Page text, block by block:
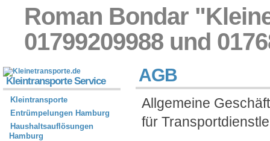
Roman Bondar
01799209988 und
AGB
Allgemeine
für
Kleintransporte Service
Kleintransporte
Entrümpelungen Hamburg
Haushaltsauflösungen
Hamburg